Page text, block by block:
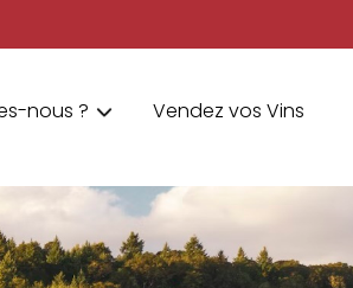
nous ? Vendez vos Vins